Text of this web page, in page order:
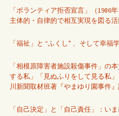
「ボランティア拒否宣言」（1986
主体的・自律的で相互実現を図る
「福祉」と “ふくし” 、そして幸福
「相模原障害者施設殺傷事件」の
する私」「見ぬふりをして見る私
川新聞取材班著『やまゆり園事件
「自己決定」と「自己責任」：い